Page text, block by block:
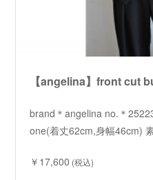
brand＊angelina no.＊
one(着丈62cm,身幅46cm)
￥17,600 (税込)